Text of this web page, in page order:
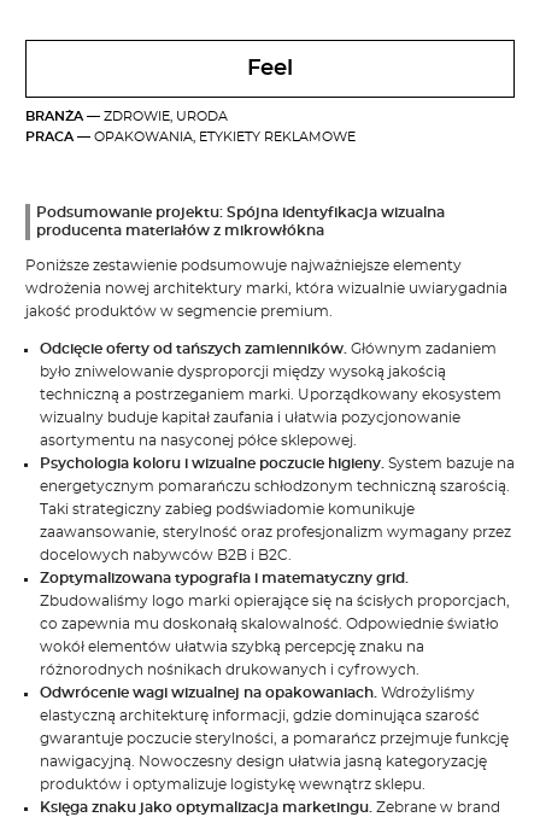
Feel
BRANŻA — ZDROWIE, URODA
PRACA — OPAKOWANIA, ETYKIETY REKLAMOWE
Podsumowanie projektu: Spójna identyfikacja wizualna
producenta materiałów z mikrowłókna
Poniższe zestawienie podsumowuje najważniejsze elementy
wdrożenia nowej architektury marki, która wizualnie uwiarygadnia
jakość produktów w segmencie premium.
Odcięcie oferty od tańszych zamienników. Głównym zadaniem
było zniwelowanie dysproporcji między wysoką jakością
techniczną a postrzeganiem marki. Uporządkowany ekosystem
wizualny buduje kapitał zaufania i ułatwia pozycjonowanie
asortymentu na nasyconej półce sklepowej.
Psychologia koloru i wizualne poczucie higieny. System bazuje na
energetycznym pomarańczu schłodzonym techniczną szarością.
Taki strategiczny zabieg podświadomie komunikuje
zaawansowanie, sterylność oraz profesjonalizm wymagany przez
docelowych nabywców B2B i B2C.
Zoptymalizowana typografia i matematyczny grid.
Zbudowaliśmy logo marki opierające się na ścisłych proporcjach,
co zapewnia mu doskonałą skalowalność. Odpowiednie światło
wokół elementów ułatwia szybką percepcję znaku na
różnorodnych nośnikach drukowanych i cyfrowych.
Odwrócenie wagi wizualnej na opakowaniach. Wdrożyliśmy
elastyczną architekturę informacji, gdzie dominująca szarość
gwarantuje poczucie sterylności, a pomarańcz przejmuje funkcję
nawigacyjną. Nowoczesny design ułatwia jasną kategoryzację
produktów i optymalizuje logistykę wewnątrz sklepu.
Księga znaku jako optymalizacja marketingu. Zebrane w brand